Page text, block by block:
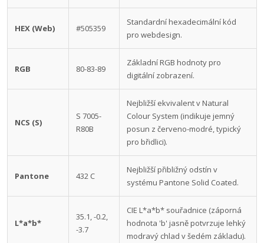
HEX (Web) #505359
Standardní hexadecimální kód
pro webdesign.
RGB 80-83-89
Základní RGB hodnoty pro
digitální zobrazení.
NCS (S)
S 7005-
R80B
Nejbližší ekvivalent v Natural
Colour System (indikuje jemný
posun z červeno-modré, typický
pro břidlici).
Pantone 432 C
Nejbližší přibližný odstín v
systému Pantone Solid Coated.
L*a*b*
35.1, -0.2,
-3.7
CIE L*a*b* souřadnice (záporná
hodnota 'b' jasně potvrzuje lehký
modravý chlad v šedém základu).